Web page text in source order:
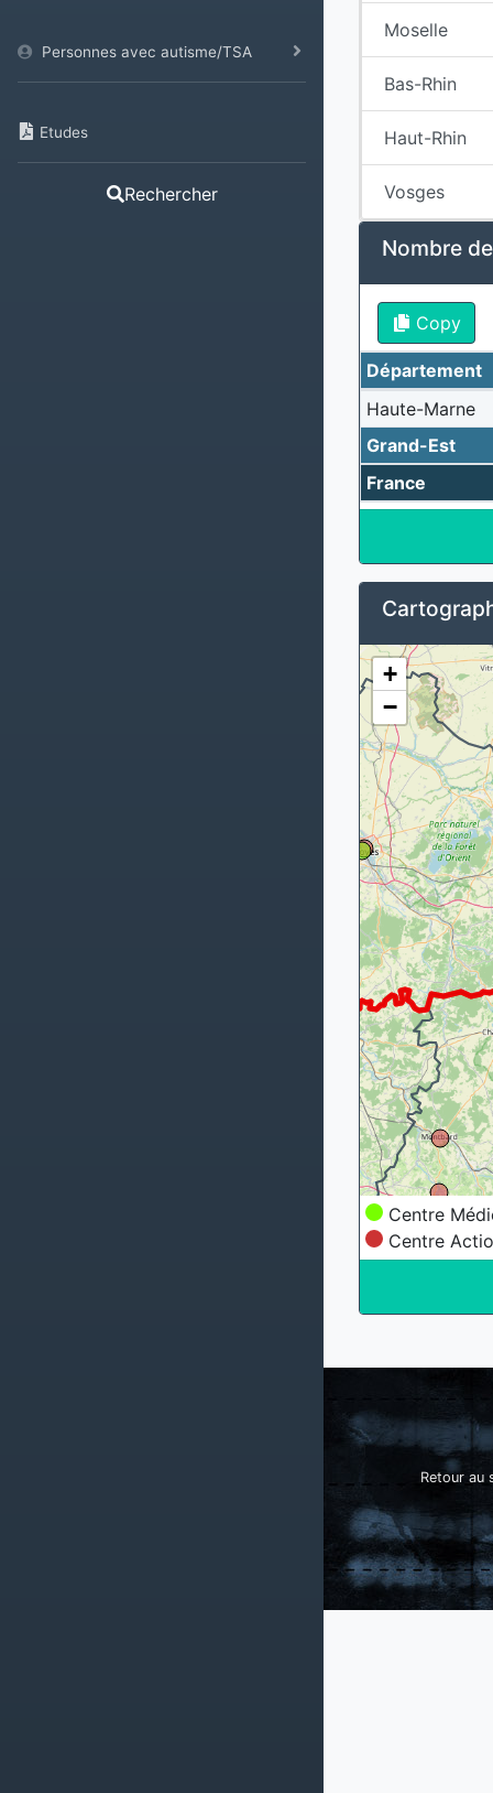
Personnes avec autisme/TSA
Etudes
Rechercher
Moselle
Bas-Rhin
Haut-Rhin
Vosges
Nombre
Copy
Département
Haute-Marne
Grand-Est
France
+
−
Centre
Centre
Retour au